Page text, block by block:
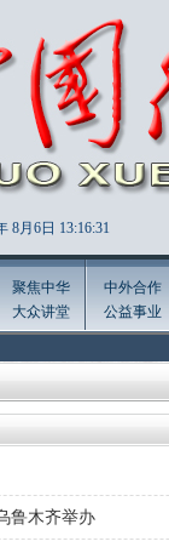
8月6日 13:16:33
聚焦中华
大众讲堂
中外合作
公益事业
鲁木齐举办